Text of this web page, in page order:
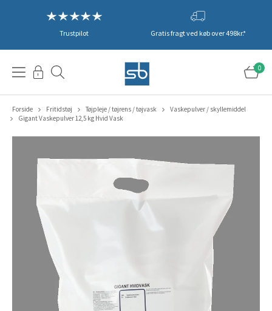
Trustpilot Gratis fragt ved køb over 498kr.*
0
Forside Fritidstøj Tøjpleje / tøjrens / tøjvask
Vaskepulver / skyllemiddel
Gigant Vaskepulver 12,5 kg Hvid Vask